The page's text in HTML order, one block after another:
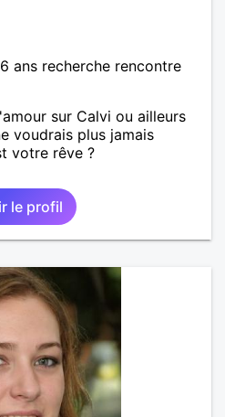
ans recherche rencontre
sur Calvi ou ailleurs
voudrais plus jamais
votre rêve ?
le profil